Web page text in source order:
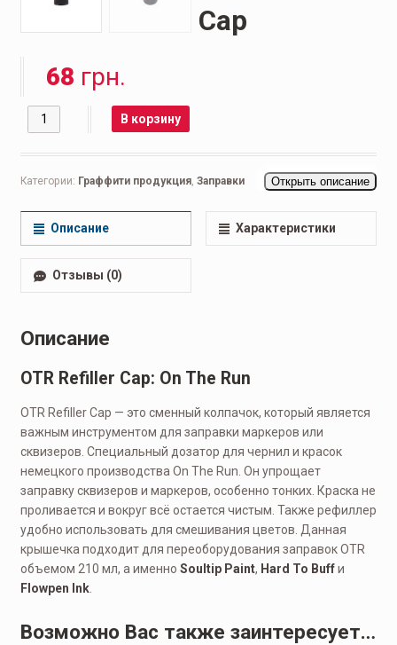
Cap
68 грн.
Количество В корзину
Категории: Граффити продукция, Заправки Открыть описание
Описание Характеристики
Отзывы (0)
Описание
OTR Refiller Cap: On The Run
OTR Refiller Cap — это сменный колпачок, который является
важным инструментом для заправки маркеров или
сквизеров. Специальный дозатор для чернил и красок
немецкого производства On The Run. Он упрощает
заправку сквизеров и маркеров, особенно тонких. Краска не
проливается и вокруг всё остается чистым. Также рефиллер
удобно использовать для смешивания цветов. Данная
крышечка подходит для переоборудования заправок OTR
объемом 210 мл, а именно Soultip Paint, Hard To Buffи
Flowpen Ink.
Возможно Вас также заинтересует…